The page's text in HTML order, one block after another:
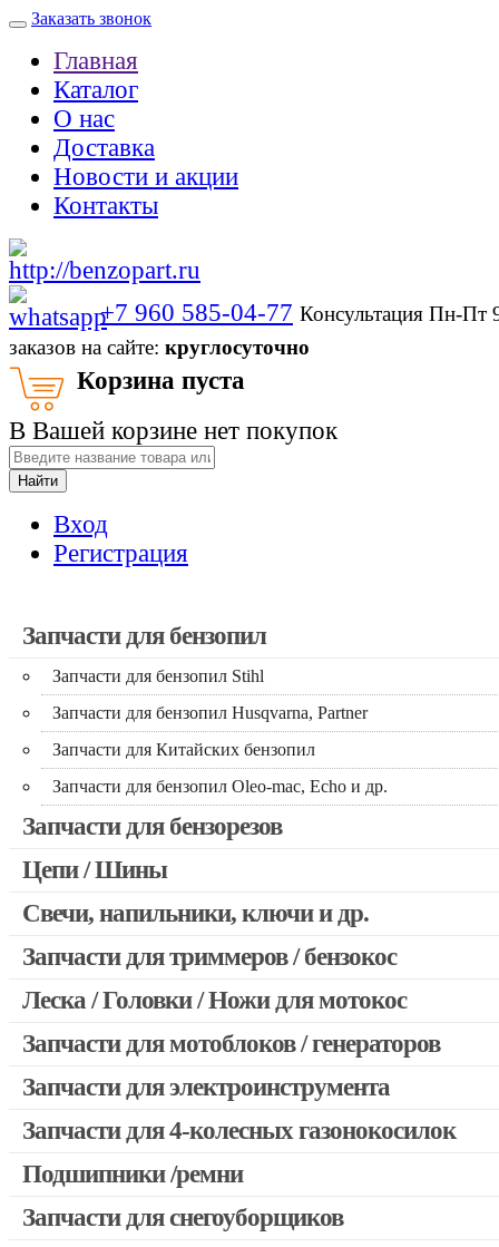
Заказать звонок
Главная
Каталог
О нас
Доставка
Новости и акции
Контакты
+7 960 585-04-77 Консультация Пн-
заказов на сайте: круглосуточно
Корзина пуста
В Вашей корзине нет покупок
Найти
Вход
Регистрация
Запчасти для бензопил
Запчасти для бензопил Stihl
Запчасти для бензопил Husqvarna, Partner
Запчасти для Китайских бензопил
Запчасти для бензопил Oleo-mac, Echo и др.
Запчасти для бензорезов
Цепи / Шины
Свечи, напильники, ключи и др.
Запчасти для триммеров / бензокос
Запчасти для Китайских триммеров
Запчасти для мотокос Stihl / Husqvarna / Oleo-mac / Echo и
Леска / Головки / Ножи для мотокос
Запчасти для мотоблоков / генераторов
Запчасти для электроинструмента
Двигатели, редукторы для шуруповертов
Выключатели, переключатели
Запчасти для УШМ (болгарок)
Запчасти для 4-колесных газонокосилок
Подшипники /ремни
Запчасти для снегоуборщиков